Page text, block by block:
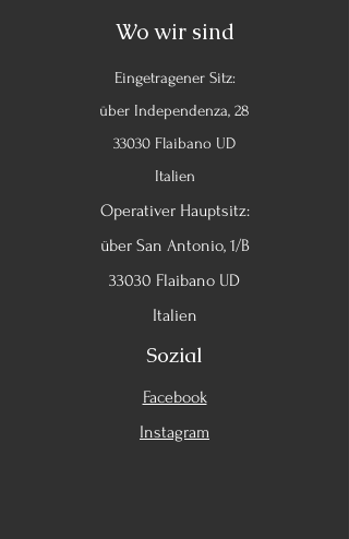
Wo wir sind
Eingetragener Sitz:
über Independenza, 28
33030 Flaibano UD
Italien
Operativer Hauptsitz:
über San Antonio, 1/B
33030 Flaibano UD
Italien
Sozial
Facebook
Instagram